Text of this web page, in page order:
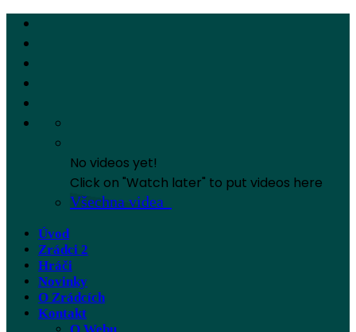
No videos yet!
Click on "Watch later" to put videos here
Všechna videa
Úvod
Zrádci 2
Hráči
Novinky
O Zrádcích
Kontakt